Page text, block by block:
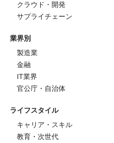
クラウド・開発
サプライチェーン
業界別
製造業
金融
IT業界
官公庁・自治体
ライフスタイル
キャリア・スキル
教育・次世代